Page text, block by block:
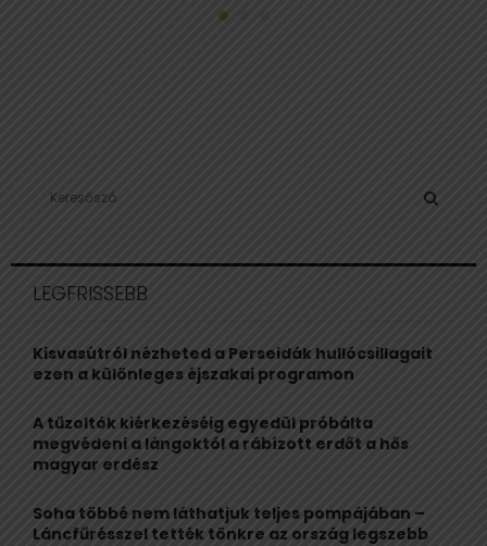
h
o
r
LEGFRISSEBB
Kisvasútról nézheted a Perseidák hullócsillagait
ezen a különleges éjszakai programon
A tűzoltók kiérkezéséig egyedül próbálta
megvédeni a lángoktól a rábízott erdőt a hős
magyar erdész
Soha többé nem láthatjuk teljes pompájában –
Láncfűrésszel tették tönkre az ország legszebb